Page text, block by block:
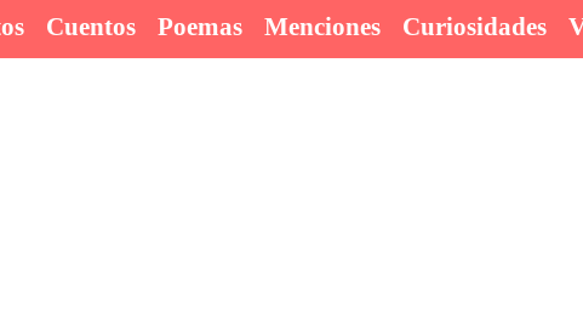
Cuentos Poemas Menciones Curiosidades